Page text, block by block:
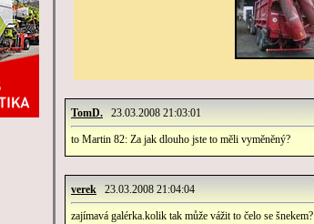
TomD. 23.03.2008 21:03:01
to Martin 82: Za jak dlouho jste to měli vyměněný?
verek 23.03.2008 21:04:04
zajímavá galérka.kolik tak může vážit to čelo se šnekem?